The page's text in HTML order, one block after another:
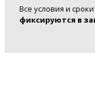
Все условия и
фиксируются в